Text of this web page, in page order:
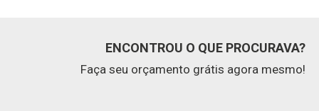
ENCONTROU O QUE PROCURAVA?
Faça seu orçamento grátis agora mesmo!